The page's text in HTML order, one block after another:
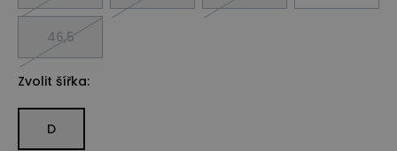
46,5
Zvolit šířka:
D